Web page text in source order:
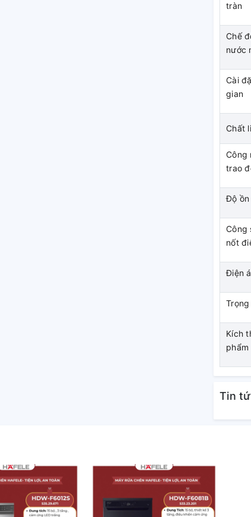
tràn
Chế
nước
Cài
gian
Chất
Công
trao
Độ ồn
Công
nốt
Điện
Kích
phẩm
Tin